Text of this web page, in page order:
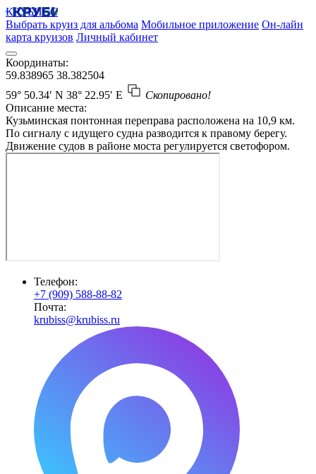
КРУБИСС
Выбрать круиз для альбома Мобильное приложение Он-лайн
карта круизов Личный кабинет
Координаты:
59.838965 38.382504
59° 50.34′ N 38° 22.95′ E
Скопировано!
Описание места:
Кузьминская понтонная переправа расположена на 10,9 км.
По сигналу с идущего судна разводится к правому берегу.
Движение судов в районе моста регулируется светофором.
Телефон:
+7 (909) 588-88-82
Почта:
krubiss@krubiss.ru